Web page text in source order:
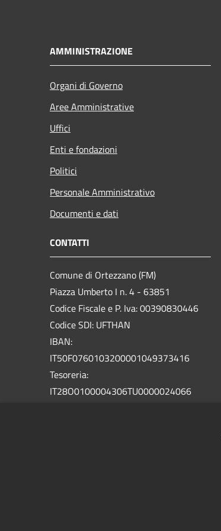
AMMINISTRAZIONE
Organi di Governo
Aree Amministrative
Uffici
Enti e fondazioni
Politici
Personale Amministrativo
Documenti e dati
CONTATTI
Comune di Ortezzano (FM)
Piazza Umberto I n. 4 - 63851
Codice Fiscale e P. Iva: 00390830446
Codice SDI: UFTHAN
IBAN:
IT50F0760103200001049373416
Tesoreria:
IT28O0100004306TU0000024066